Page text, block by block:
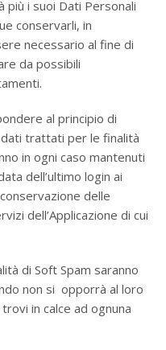
più i suoi Dati Personali
conservarli, in
necessario al fine di
da possibili
al principio di
trattati per le finalità
in ogni caso mantenuti
dell’ultimo login ai
delle
dell’Applicazione di cui
di Soft Spam saranno
non si opporrà al loro
in calce ad ognuna